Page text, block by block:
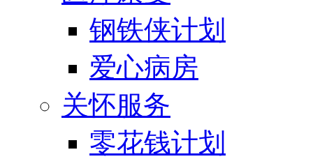
钢铁侠计划
爱心病房
关怀服务
零花钱计划